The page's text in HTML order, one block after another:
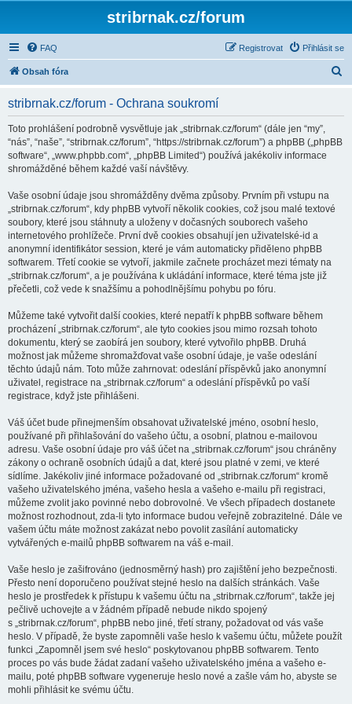
stribrnak.cz/forum
FAQ Přihlásit se
Registrovat
Obsah fóra
stribrnak.cz/forum - Ochrana soukromí
Toto prohlášení podrobně vysvětluje jak „stribrnak.cz/forum“ (dále jen “my”,
“nás”, “naše”, “stribrnak.cz/forum”, “https://stribrnak.cz/forum”) a phpBB („phpBB
software“, „www.phpbb.com“, „phpBB Limited“) používá jakékoliv informace
shromážděné během každé vaší návštěvy.
Vaše osobní údaje jsou shromážděny dvěma způsoby. Prvním při vstupu na
„stribrnak.cz/forum“, kdy phpBB vytvoří několik cookies, což jsou malé textové
soubory, které jsou stáhnuty a uloženy v dočasných souborech vašeho
internetového prohlížeče. První dvě cookies obsahují jen uživatelské-id a
anonymní identifikátor session, které je vám automaticky přiděleno phpBB
softwarem. Třetí cookie se vytvoří, jakmile začnete procházet mezi tématy na
„stribrnak.cz/forum“, a je používána k ukládání informace, které téma jste již
přečetli, což vede k snažšímu a pohodlnějšímu pohybu po fóru.
Můžeme také vytvořit další cookies, které nepatří k phpBB software během
procházení „stribrnak.cz/forum“, ale tyto cookies jsou mimo rozsah tohoto
dokumentu, který se zaobírá jen soubory, které vytvořilo phpBB. Druhá
možnost jak můžeme shromažďovat vaše osobní údaje, je vaše odeslání
těchto údajů nám. Toto může zahrnovat: odeslání příspěvků jako anonymní
uživatel, registrace na „stribrnak.cz/forum“ a odeslání příspěvků po vaší
registrace, když jste přihlášeni.
Váš účet bude přinejmenším obsahovat uživatelské jméno, osobní heslo,
používané při přihlašování do vašeho účtu, a osobní, platnou e-mailovou
adresu. Vaše osobní údaje pro váš účet na „stribrnak.cz/forum“ jsou chráněny
zákony o ochraně osobních údajů a dat, které jsou platné v zemi, ve které
sídlíme. Jakékoliv jiné informace požadované od „stribrnak.cz/forum“ kromě
vašeho uživatelského jména, vašeho hesla a vašeho e-mailu při registraci,
můžeme zvolit jako povinné nebo dobrovolné. Ve všech případech dostanete
možnost rozhodnout, zda-li tyto informace budou veřejně zobrazitelné. Dále ve
vašem účtu máte možnost zakázat nebo povolit zasílání automaticky
vytvářených e-mailů phpBB softwarem na váš e-mail.
Vaše heslo je zašifrováno (jednosměrný hash) pro zajištění jeho bezpečnosti.
Přesto není doporučeno používat stejné heslo na dalších stránkách. Vaše
heslo je prostředek k přístupu k vašemu účtu na „stribrnak.cz/forum“, takže jej
pečlivě uchovejte a v žádném případě nebude nikdo spojený
s „stribrnak.cz/forum“, phpBB nebo jiné, třetí strany, požadovat od vás vaše
heslo. V případě, že byste zapomněli vaše heslo k vašemu účtu, můžete použít
funkci „Zapomněl jsem své heslo“ poskytovanou phpBB softwarem. Tento
proces po vás bude žádat zadaní vašeho uživatelského jména a vašeho e-
mailu, poté phpBB software vygeneruje heslo nové a zašle vám ho, abyste se
mohli přihlásit ke svému účtu.